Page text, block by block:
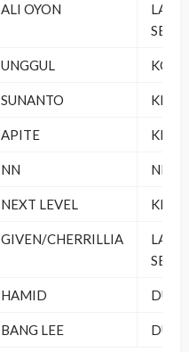
ALI OYON
UNGGUL
SUNANTO KMI
APITE KKD
NN NN
NEXT LEVEL KKT
GIVEN/CHERRILLIA
HAMID
BANG LEE